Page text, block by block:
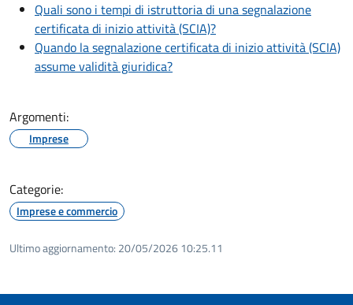
Quali sono i tempi di istruttoria di una segnalazione
certificata di inizio attività (SCIA)?
Quando la segnalazione certificata di inizio attività (SCIA)
assume validità giuridica?
Argomenti:
Imprese
Categorie:
Imprese e commercio
Ultimo aggiornamento: 20/05/2026 10:25.11